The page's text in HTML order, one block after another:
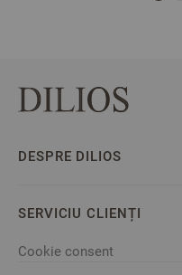
DESPRE DILIOS
SERVICIU CLIENȚI
Cookie consent